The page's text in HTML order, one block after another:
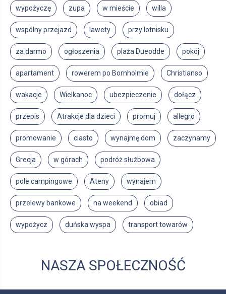
wypożyczę zupa w mieście willa
wspólny przejazd lawety przy lotnisku
za darmo ogłoszenia plaża Dueodde pokój
apartament rowerem po Bornholmie Christianso
wakacje Wielkanoc ubezpieczenie dołącz
przepis Atrakcje dla dzieci promuj allegro
promowanie ciasto wynajmę dom zaczynamy
Grecja w górach podróż służbowa
pole campingowe Ateny wynajem
przelewy bankowe na weekend obiad
wypożycz duńska wyspa transport towarów
NASZA SPOŁECZNOŚĆ